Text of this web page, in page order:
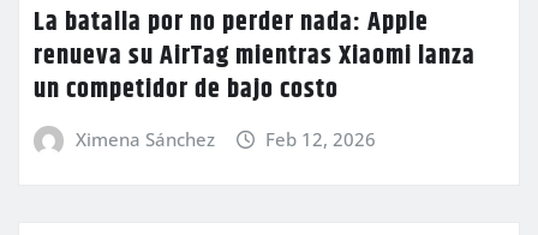
La batalla por no perder nada: Apple
renueva su AirTag mientras Xiaomi lanza
un competidor de bajo costo
Ximena Sánchez Feb 12, 2026